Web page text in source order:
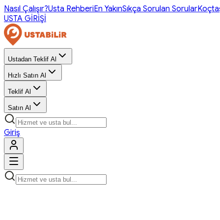
Nasıl Çalışır?Usta RehberiEn YakınSıkça Sorulan Sorular
USTA GİRİŞİ
Ustadan Teklif Al
Hızlı Satın Al
Teklif Al
Satın Al
Giriş